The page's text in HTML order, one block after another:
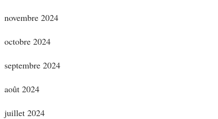
novembre 2024
octobre 2024
septembre 2024
août 2024
juillet 2024